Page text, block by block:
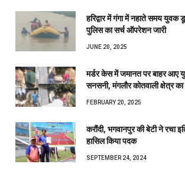
हरिद्वार में गंगा में नहाते समय
पुलिस का सर्च ऑपरेशन जारी
JUNE 20, 2025
मर्डर केस में जमानत पर बाहर आए
सनसनी, मंगलौर कोतवाली क्षेत्र का
FEBRUARY 20, 2025
करौंदी, भगवानपुर की बेटी ने रचा
हासिल किया पदक
SEPTEMBER 24, 2024